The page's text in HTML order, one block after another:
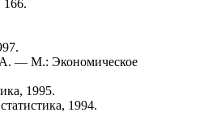
166.
— М.: Экономическое
1995.
1994.